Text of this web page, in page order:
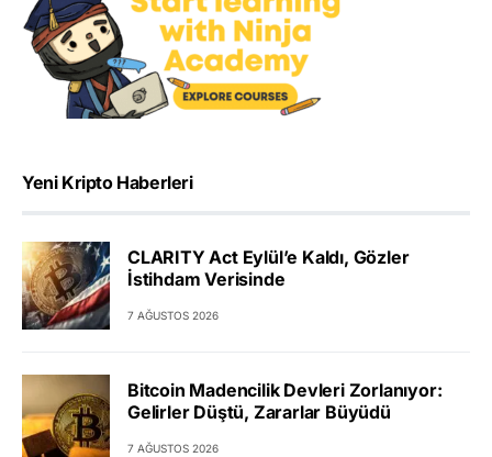
Yeni Kripto Haberleri
CLARITY Act Eylül’e Kaldı, Gözler
İstihdam Verisinde
7 AĞUSTOS 2026
Bitcoin Madencilik Devleri Zorlanıyor:
Gelirler Düştü, Zararlar Büyüdü
7 AĞUSTOS 2026